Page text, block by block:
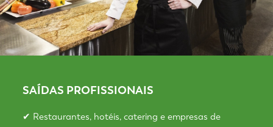
SAÍDAS PROFISSIONAIS
✔ Restaurantes, hotéis, catering e empresas de